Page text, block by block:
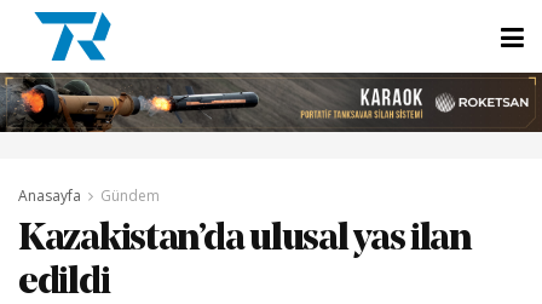
Anasayfa Gündem
Kazakistan’da ulusal yas ilan
edildi